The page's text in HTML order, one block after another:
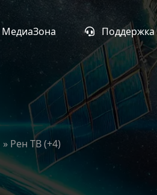
МедиаЗона Поддержка
» Рен ТВ (+4)